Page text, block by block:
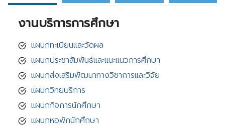
งานบริการการศึกษา
แผนกทะเบียนและวัดผล
แผนกประชาสัมพันธ์และแนะแนวการศึกษา
แผนกส่งเสริมพัฒนาทางวิชาการและวิจัย
แผนกวิทยบริการ
แผนกกิจการนักศึกษา
แผนกหอพักนักศึกษา